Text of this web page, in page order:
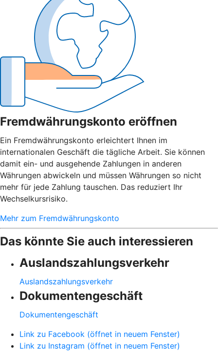
Fremdwährungskonto eröffnen
Ein Fremdwährungskonto erleichtert Ihnen im
internationalen Geschäft die tägliche Arbeit. Sie können
damit ein- und ausgehende Zahlungen in anderen
Währungen abwickeln und müssen Währungen so nicht
mehr für jede Zahlung tauschen. Das reduziert Ihr
Wechselkursrisiko.
Mehr zum Fremdwährungskonto
Das könnte Sie auch interessieren
Auslandszahlungsverkehr
Auslandszahlungsverkehr
Dokumentengeschäft
Dokumentengeschäft
Link zu Facebook (öffnet in neuem Fenster)
Link zu Instagram (öffnet in neuem Fenster)